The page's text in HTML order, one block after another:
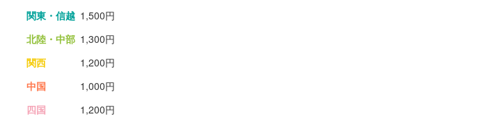
関東・信越 1,500円
北陸・中部 1,300円
関西
1,200円
中国
1,000円
四国
1,200円